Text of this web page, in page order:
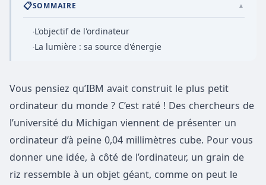
📋SOMMAIRE ▲
·L’objectif de l'ordinateur
·La lumière : sa source d'énergie
Vous pensiez qu’IBM avait construit le plus petit
ordinateur du monde ? C’est raté ! Des chercheurs de
l’université du Michigan viennent de présenter un
ordinateur d’à peine 0,04 millimètres cube. Pour vous
donner une idée, à côté de l’ordinateur, un grain de
riz ressemble à un objet géant, comme on peut le